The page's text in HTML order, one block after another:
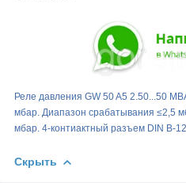
Реле давления GW 50 A5 2.50...50
мбар. Диапазон срабатывания ≤2,5
мбар. 4-контиактный разъем DIN B-
Скрыть